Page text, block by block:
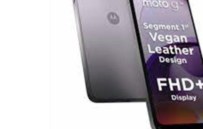
LIQUID COOLERS
CPU COOLERS
ΕΙΚΟΝΑ-ΗΧΟΣ